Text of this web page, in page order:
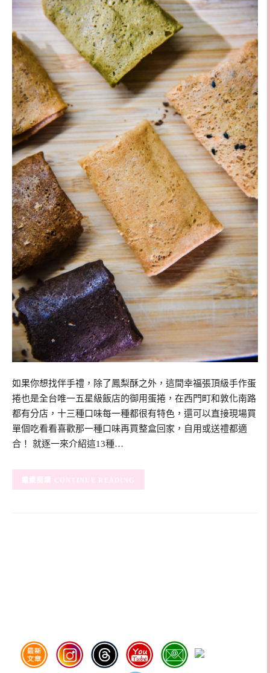
如果你想找伴手禮，除了鳳梨酥之外，這間幸福張頂級手作蛋
捲也是全台唯一五星級飯店的御用蛋捲，在西門町和敦化南路
都有分店，十三種口味每一種都很有特色，還可以直接現場買
單個吃看看喜歡那一種口味再買整盒回家，自用或送禮都適
合！ 就逐一來介紹這13種…
CONTINUE READING